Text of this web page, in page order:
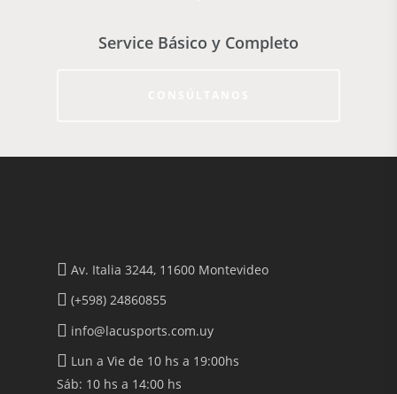
Service Básico y Completo
Av. Italia 3244, 11600 Montevideo
(+598) 24860855
info@lacusports.com.uy
Lun a Vie de 10 hs a 19:00hs
Sáb: 10 hs a 14:00 hs